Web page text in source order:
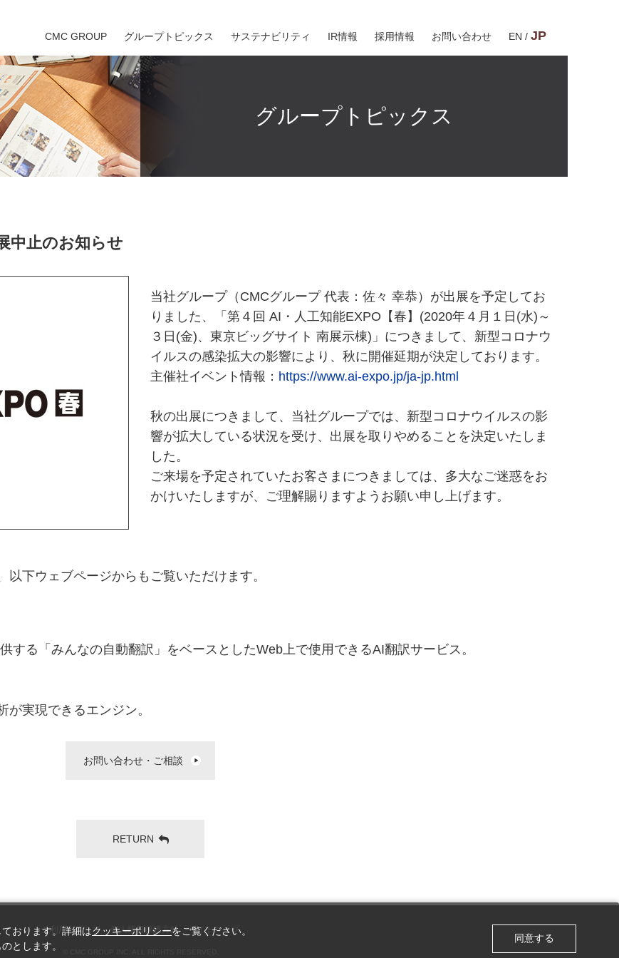
CMC GROUP グループトピックス サステナビリティ IR情報 採用情報 お問い合わせ EN / JP
グループトピックス
中止のお知らせ
当社グループ（CMCグループ 代表：佐々 幸恭）が出展を予定してお
りました、「第４回 AI・人工知能EXPO【春】(2020年４月１日(水)～
３日(金)、東京ビッグサイト 南展示棟)」につきまして、新型コロナウ
イルスの感染拡大の影響により、秋に開催延期が決定しております。
主催社イベント情報： https://www.ai-expo.jp/ja-jp.html
秋の出展につきまして、当社グループでは、新型コロナウイルスの影
響が拡大している状況を受け、出展を取りやめることを決定いたしま
した。
ご来場を予定されていたお客さまにつきましては、多大なご迷惑をお
かけいたしますが、ご理解賜りますようお願い申し上げます。
下ウェブページからもご覧いただけます。
する「みんなの自動翻訳」をベースとしたWeb上で使用できるAI翻訳サービス。
実現できるエンジン。
お問い合わせ・ご相談
RETURN
ご利用に際して 個人情報保護方針 サイトマップ
おります。詳細はクッキーポリシーをご覧ください。
とします。
同意する